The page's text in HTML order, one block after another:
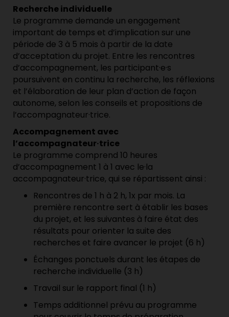
Recherche individuelle
Le programme demande un engagement
important de temps et d’implication sur une
période de 3 à 5 mois à partir de la date
d’acceptation du projet. Entre les rencontres
d’accompagnement, les participant·e·s
poursuivent en continu la recherche, les réflexions
et l’élaboration de leur plan d’action de façon
autonome, selon les conseils et propositions de
l’accompagnateur·trice.
Accompagnement avec
l’accompagnateur·trice
Le programme comprend 10 heures
d’accompagnement 1 à 1 avec le·la
accompagnateur·trice, qui se répartissent ainsi :
Rencontres de 1 h à 2 h, 1x par mois. La
première rencontre sert à établir les bases
du projet, et les suivantes à faire état des
résultats pour orienter la suite des
recherches et faire avancer le projet (6 h)
Échanges ponctuels durant les étapes de
recherche individuelle (3 h)
Travail sur le rapport final (1 h)
Temps additionnel prévu au programme